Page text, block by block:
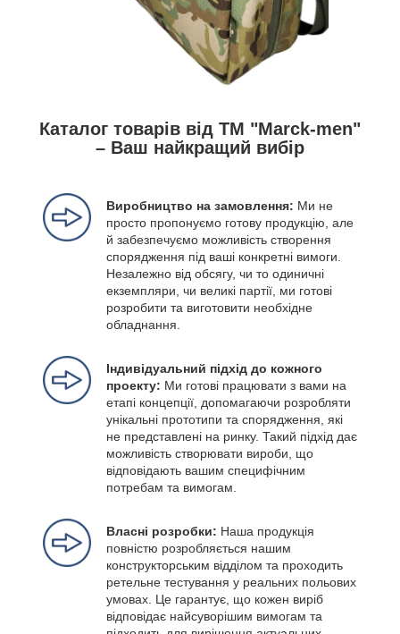
Каталог товарів від ТМ "Marck-men"
– Ваш найкращий вибір
Виробництво на замовлення: Ми не
просто пропонуємо готову продукцію, але
й забезпечуємо можливість створення
спорядження під ваші конкретні вимоги.
Незалежно від обсягу, чи то одиничні
екземпляри, чи великі партії, ми готові
розробити та виготовити необхідне
обладнання.
Індивідуальний підхід до кожного
проекту: Ми готові працювати з вами на
етапі концепції, допомагаючи розробляти
унікальні прототипи та спорядження, які
не представлені на ринку. Такий підхід дає
можливість створювати вироби, що
відповідають вашим специфічним
потребам та вимогам.
Власні розробки: Наша продукція
повністю розробляється нашим
конструкторським відділом та проходить
ретельне тестування у реальних польових
умовах. Це гарантує, що кожен виріб
відповідає найсуворішим вимогам та